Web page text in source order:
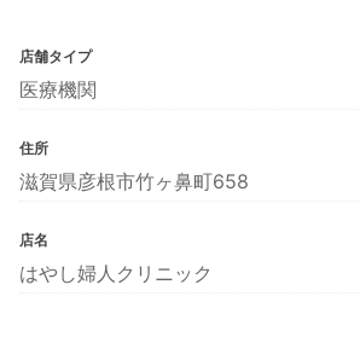
店舗タイプ
医療機関
住所
滋賀県彦根市竹ヶ鼻町658
店名
はやし婦人クリニック